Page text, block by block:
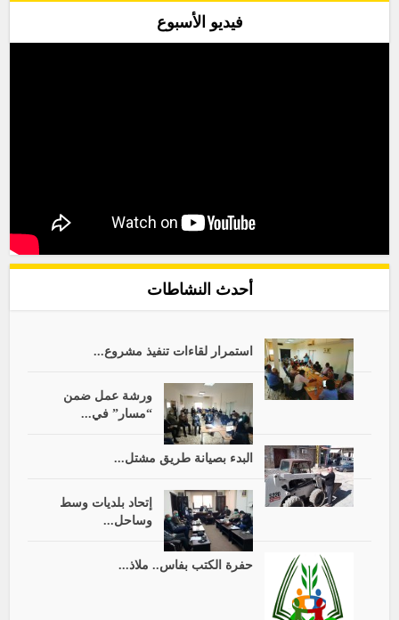
فيديو الأسبوع
أحدث النشاطات
استمرار لقاءات تنفيذ مشروع...
ورشة عمل ضمن
“مسار” في...
البدء بصيانة طريق مشتل...
إتحاد بلديات وسط
وساحل...
حفرة الكتب بفاس.. ملاذ...